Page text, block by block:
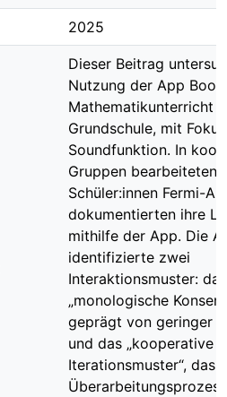
2025
Dieser Beitrag
Nutzung der App
Mathematikunterricht
Grundschule, mit
Soundfunktion. In
Gruppen bearbeiteten
Schüler:innen Fermi-
dokumentierten ihre
mithilfe der App. Die
identifizierte zwei
Interaktionsmuster: das
„monologische
geprägt von geringer
und das „kooperative
Iterationsmuster“, das